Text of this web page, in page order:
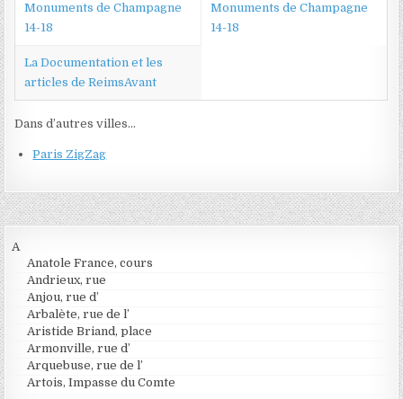
Monuments de Champagne
14-18
Monuments de Champagne
14-18
La Documentation et les
articles de ReimsAvant
Dans d’autres villes…
Paris ZigZag
A
Anatole France, cours
Andrieux, rue
Anjou, rue d’
Arbalète, rue de l’
Aristide Briand, place
Armonville, rue d’
Arquebuse, rue de l’
Artois, Impasse du Comte